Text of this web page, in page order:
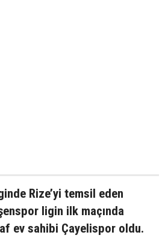
Rize’yi temsil eden
ligin ilk maçında
ev sahibi Çayelispor oldu.